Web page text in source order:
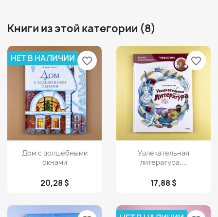
Книги из этой категории (8)
Просмотр
Дом с волшебными
окнами
20,28 $
НЕТ В НАЛИЧИИ favorite_border
Просмотр
Увлекательная
литература....
17,88 $
favorite_border